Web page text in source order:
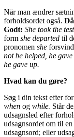
Når man ændrer
forholdsordet også.
Godt: She took the
form she departed til
pronomen she
not be helped, he
he gave up.
Hvad kan du gøre?
Søg i din tekst efter
when og while. Står
udsagnsled efter
udsagnsordet om til
udsagnsord; eller